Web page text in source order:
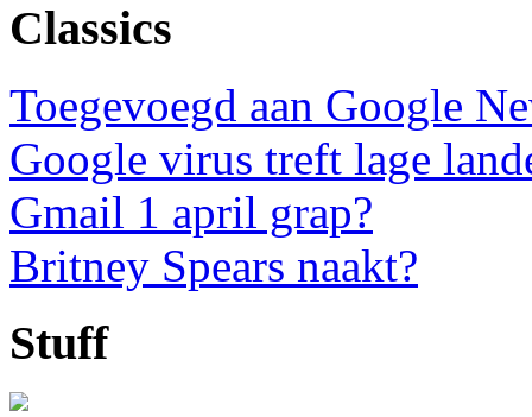
Classics
Toegevoegd aan Google
Google virus treft lage
Gmail 1 april grap?
Britney Spears naakt?
Stuff